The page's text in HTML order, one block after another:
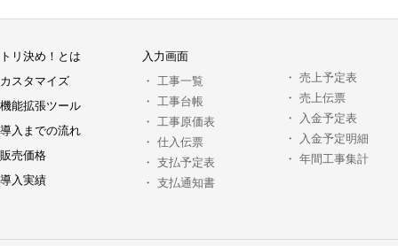
トリ決め！とは
カスタマイズ
機能拡張ツール
導入までの流れ
販売価格
導入実績
入力画面
・ 工事一覧
・ 工事台帳
・ 工事原価表
・ 仕入伝票
・ 支払予定表
・ 支払通知書
・ 売上予定表
・ 売上伝票
・
入金予定表
・
入金予定明細
・ 年間工事集計